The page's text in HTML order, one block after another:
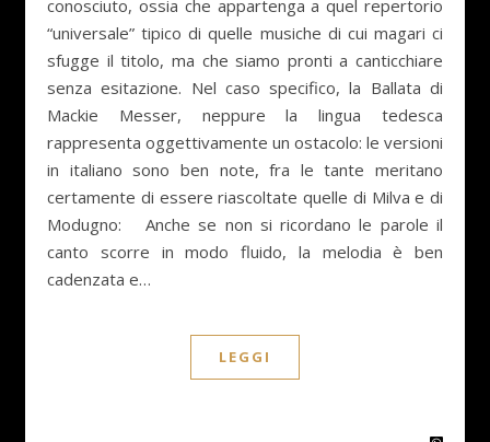
conosciuto, ossia che appartenga a quel repertorio
“universale” tipico di quelle musiche di cui magari ci
sfugge il titolo, ma che siamo pronti a canticchiare
senza esitazione. Nel caso specifico, la Ballata di
Mackie Messer, neppure la lingua tedesca
rappresenta oggettivamente un ostacolo: le versioni
in italiano sono ben note, fra le tante meritano
certamente di essere riascoltate quelle di Milva e di
Modugno: Anche se non si ricordano le parole il
canto scorre in modo fluido, la melodia è ben
cadenzata e…
LEGGI